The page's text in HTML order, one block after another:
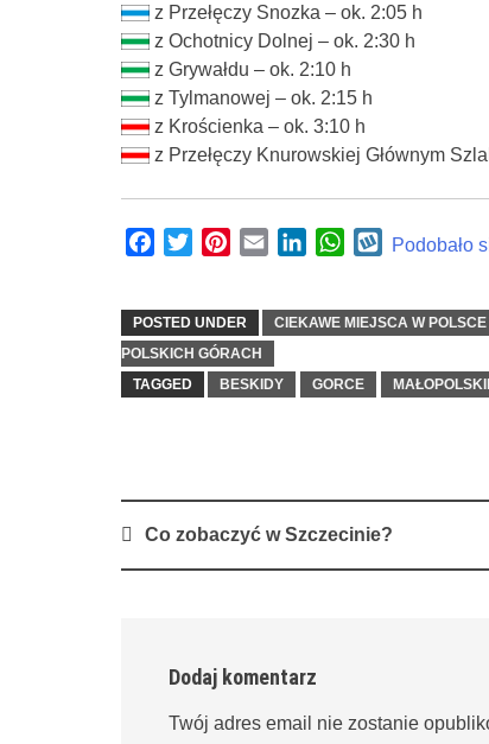
z Przełęczy Snozka – ok. 2:05 h
z Ochotnicy Dolnej – ok. 2:30 h
z Grywałdu – ok. 2:10 h
z Tylmanowej – ok. 2:15 h
z Krościenka – ok. 3:10 h
z Przełęczy Knurowskiej Głównym
Facebook
TwitterPinterest
Email LinkedInWhatsApp
Wykop
Podobało
POSTED UNDER CIEKAWE MIEJSCA W POLSCE
POLSKICH GÓRACH
TAGGED
BESKIDY GORCE
PostCo zobaczyć w Szczecinie?
Dodaj komentarz
Twój adres email nie zostanie